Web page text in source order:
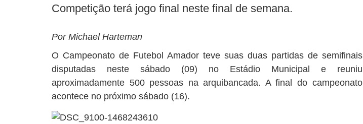
Competição terá jogo final neste final de semana.
Por Michael Harteman
O Campeonato de Futebol Amador teve suas duas partidas de semifinais
disputadas neste sábado (09) no Estádio Municipal e reuniu
aproximadamente 500 pessoas na arquibancada. A final do campeonato
acontece no próximo sábado (16).